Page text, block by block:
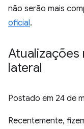
não serão mais
oficial.
Atualizações
lateral
Postado em 24 de
Recentemente,